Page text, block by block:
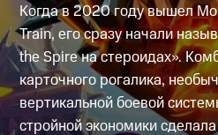
Когда в 2020 году вышел
Train, его сразу начали
the Spire на стероидах».
карточного рогалика,
вертикальной боевой
стройной экономики